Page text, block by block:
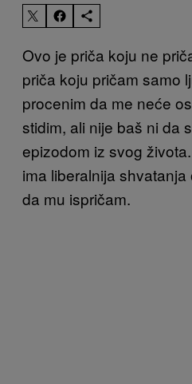
Ovo je priča koju ne
priča koju pričam samo
procenim da me neće
stidim, ali nije baš ni da
epizodom iz svog
ima liberalnija
da mu ispričam.